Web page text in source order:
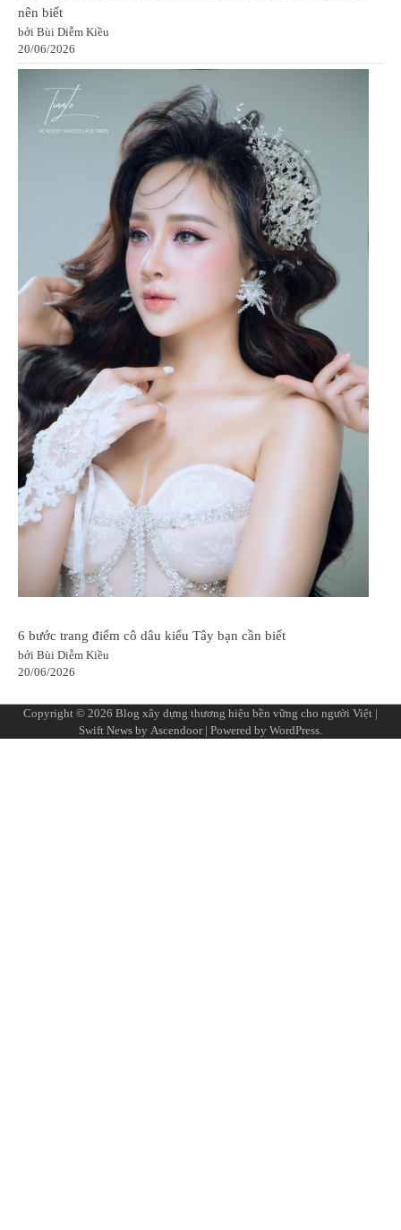
nên biết
bởi Bùi Diễm Kiều
20/06/2026
6 bước trang điểm cô dâu kiểu Tây bạn cần biết
bởi Bùi Diễm Kiều
20/06/2026
Copyright © 2026 Blog xây dựng thương hiệu bền vững cho người Việt |
Swift News by Ascendoor| Powered by WordPress